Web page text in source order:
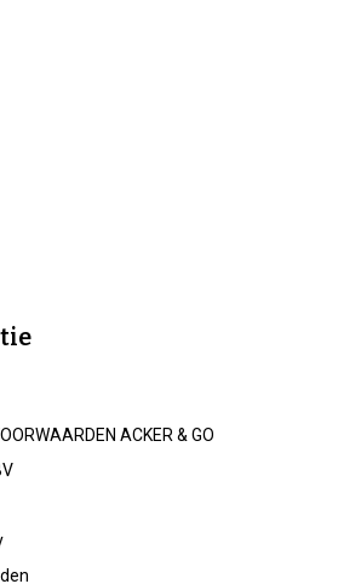
ACKER & GO